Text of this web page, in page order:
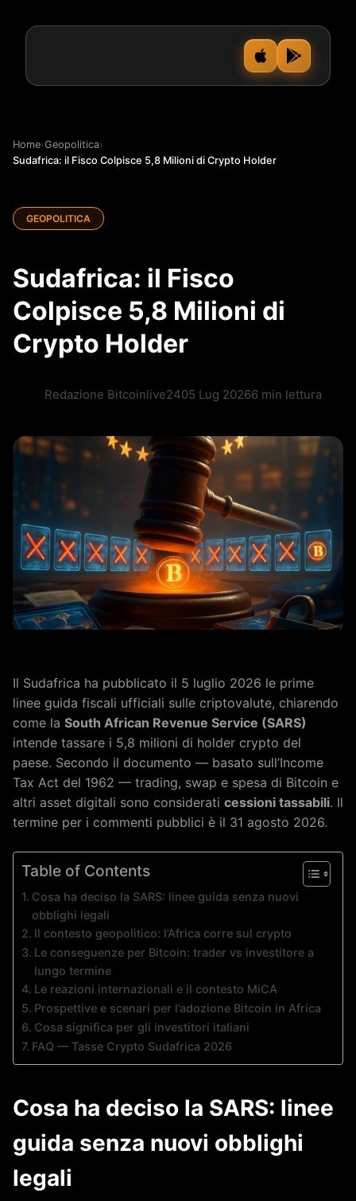
Home›Geopolitica›
Sudafrica: il Fisco Colpisce 5,8 Milioni di Crypto Holder
GEOPOLITICA
Sudafrica: il Fisco
Colpisce 5,8 Milioni di
Crypto Holder
Redazione Bitcoinlive2405 Lug 20266 min lettura
Il Sudafrica ha pubblicato il 5 luglio 2026 le prime
linee guida fiscali ufficiali sulle criptovalute, chiarendo
come la South African Revenue Service (SARS)
intende tassare i 5,8 milioni di holder crypto del
paese. Secondo il documento — basato sull’Income
Tax Act del 1962 — trading, swap e spesa di Bitcoin e
altri asset digitali sono considerati cessioni tassabili. Il
termine per i commenti pubblici è il 31 agosto 2026.
Table of Contents
Cosa ha deciso la SARS: linee guida senza nuovi
obblighi legali
Il contesto geopolitico: l’Africa corre sul crypto
Le conseguenze per Bitcoin: trader vs investitore a
lungo termine
Le reazioni internazionali e il contesto MiCA
Prospettive e scenari per l’adozione Bitcoin in Africa
Cosa significa per gli investitori italiani
FAQ — Tasse Crypto Sudafrica 2026
Cosa ha deciso la SARS: linee
guida senza nuovi obblighi
legali